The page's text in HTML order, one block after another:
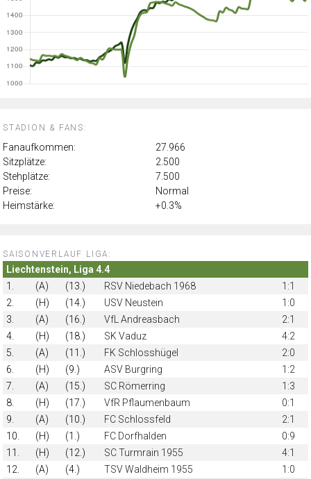
STADION & FANS:
Fanaufkommen:
27.966
Sitzplätze:
2.500
Stehplätze:
7.500
Preise:
Normal
Heimstärke:
+0.3%
SAISONVERLAUF LIGA:
Liechtenstein, Liga 4.4
1.
(A) (13.) RSV Niedebach 1968
1:1
2.
(H) (14.) USV Neustein
1:0
3.
(A) (16.) VfL Andreasbach
2:1
4.
(H) (18.) SK Vaduz
4:2
5.
(A) (11.) FK Schlosshügel
2:0
6.
(H) (9.) ASV Burgring
1:2
7.
(A) (15.) SC Römerring
1:3
8.
(H) (17.) VfR Pflaumenbaum
0:1
9.
(A) (10.) FC Schlossfeld
2:1
10.
(H) (1.) FC Dorfhalden
0:9
11.
(H) (12.) SC Turmrain 1955
4:1
12.
(A) (4.) TSV Waldheim 1955
1:0